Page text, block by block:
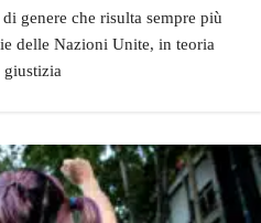
genere che risulta sempre più
delle Nazioni Unite, in teoria
giustizia